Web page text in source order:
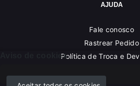
Aviso de cookies
AJUDA
Fale conosco
Rastrear Pedido
Política de Troca e